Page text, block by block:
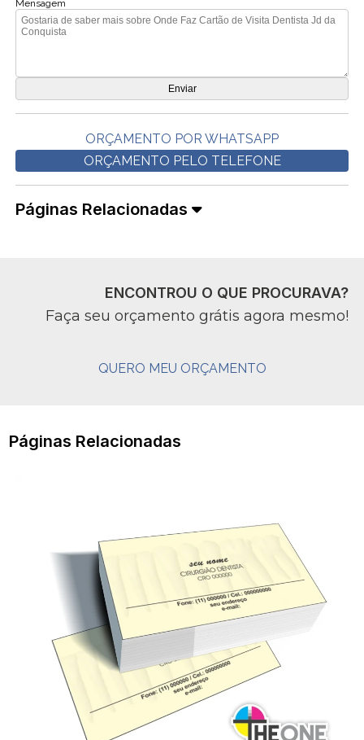
Mensagem
ORÇAMENTO POR WHATSAPP
ORÇAMENTO PELO TELEFONE
Páginas Relacionadas
ENCONTROU O QUE PROCURAVA?
Faça seu orçamento grátis agora mesmo!
QUERO MEU ORÇAMENTO
Páginas Relacionadas